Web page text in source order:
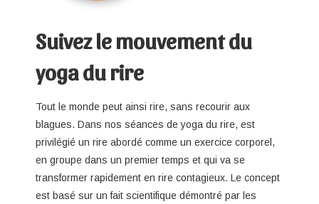
Suivez le mouvement du
yoga du rire
Tout le monde peut ainsi rire, sans recourir aux
blagues. Dans nos séances de yoga du rire, est
privilégié un rire abordé comme un exercice corporel,
en groupe dans un premier temps et qui va se
transformer rapidement en rire contagieux. Le concept
est basé sur un fait scientifique démontré par les